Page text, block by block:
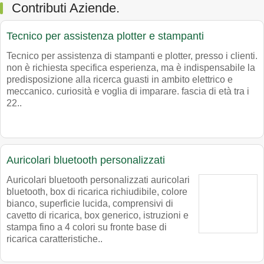
Contributi Aziende.
Tecnico per assistenza plotter e stampanti
Tecnico per assistenza di stampanti e plotter, presso i clienti.
non è richiesta specifica esperienza, ma è indispensabile la
predisposizione alla ricerca guasti in ambito elettrico e
meccanico. curiosità e voglia di imparare. fascia di età tra i
22..
Auricolari bluetooth personalizzati
Auricolari bluetooth personalizzati auricolari
bluetooth, box di ricarica richiudibile, colore
bianco, superficie lucida, comprensivi di
cavetto di ricarica, box generico, istruzioni e
stampa fino a 4 colori su fronte base di
ricarica caratteristiche..